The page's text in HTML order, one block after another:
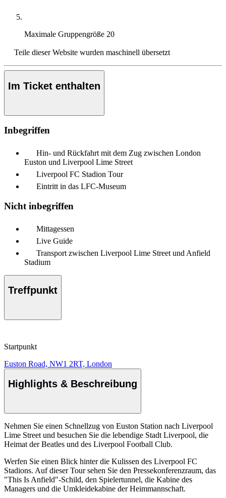
Maximale Gruppengröße 20
Teile dieser Website wurden maschinell übersetzt
Im Ticket enthalten
Inbegriffen
Hin- und Rückfahrt mit dem Zug zwischen London
Euston und Liverpool Lime Street
Liverpool FC Stadion Tour
Eintritt in das LFC-Museum
Nicht inbegriffen
Mittagessen
Live Guide
Transport zwischen Liverpool Lime Street und Anfield
Stadium
Treffpunkt
Startpunkt
Euston Road, NW1 2RT, London
Highlights & Beschreibung
Nehmen Sie einen Schnellzug von Euston Station nach Liverpool
Lime Street und besuchen Sie die lebendige Stadt Liverpool, die
Heimat der Beatles und des Liverpool Football Club.
Werfen Sie einen Blick hinter die Kulissen des Liverpool FC
Stadions. Auf dieser Tour sehen Sie den Pressekonferenzraum, das
"This Is Anfield"-Schild, den Spielertunnel, die Kabine des
Managers und die Umkleidekabine der Heimmannschaft.